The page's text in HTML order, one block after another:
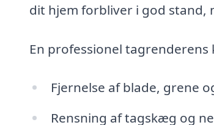
dit hjem forbliver i god stand,
En professionel
Fjernelse af blade, grene
Rensning af tagskæg og